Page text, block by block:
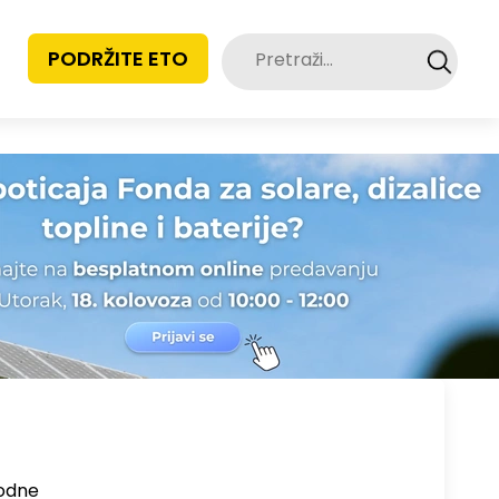
PODRŽITE ETO Pretraži: